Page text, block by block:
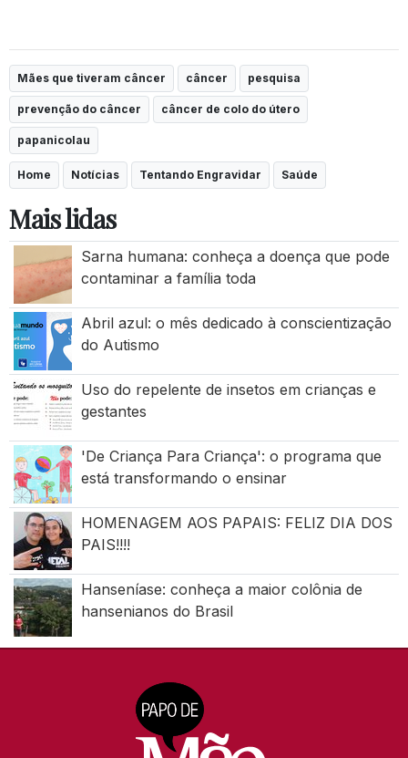
Mães que tiveram câncer câncer pesquisa
prevenção do câncer câncer de colo do útero
papanicolau
Home Notícias Tentando Engravidar Saúde
Mais lidas
Sarna humana: conheça a doença que pode
contaminar a família toda
Abril azul: o mês dedicado à conscientização
do Autismo
Uso do repelente de insetos em crianças e
gestantes
'De Criança Para Criança': o programa que
está transformando o ensinar
HOMENAGEM AOS PAPAIS: FELIZ DIA DOS
PAIS!!!!
Hanseníase: conheça a maior colônia de
hansenianos do Brasil